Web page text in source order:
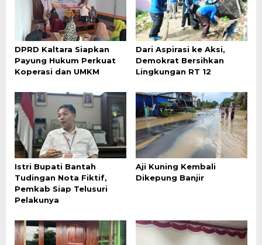
DPRD Kaltara Siapkan
Payung Hukum Perkuat
Koperasi dan UMKM
Dari Aspirasi ke Aksi,
Demokrat Bersihkan
Lingkungan RT 12
Istri Bupati Bantah
Tudingan Nota Fiktif,
Pemkab Siap Telusuri
Pelakunya
Aji Kuning Kembali
Dikepung Banjir